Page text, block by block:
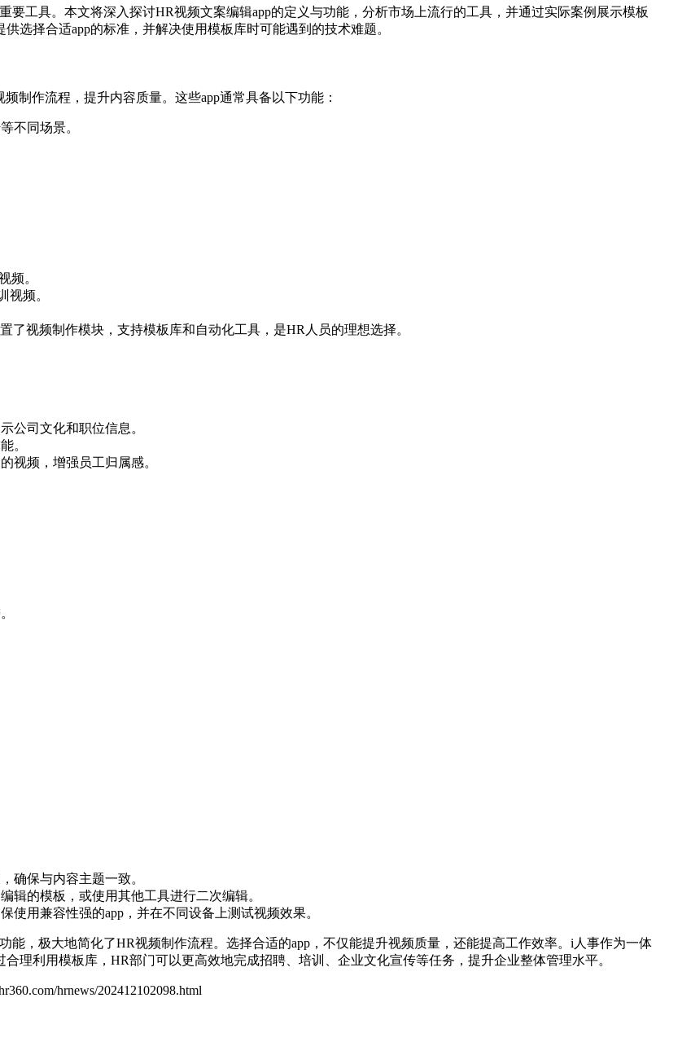
要工具。本文将深入探讨HR视频文案编辑app的定义与功能，分析市场上流行的工具，并通过实际案例展示模板
选择合适app的标准，并解决使用模板库时可能遇到的技术难题。
制作流程，提升内容质量。这些app通常具备以下功能：
不同场景。
频。
视频。
了视频制作模块，支持模板库和自动化工具，是HR人员的理想选择。
公司文化和职位信息。
。
视频，增强员工归属感。
确保与内容主题一致。
辑的模板，或使用其他工具进行二次编辑。
使用兼容性强的app，并在不同设备上测试视频效果。
能，极大地简化了HR视频制作流程。选择合适的app，不仅能提升视频质量，还能提高工作效率。i人事作为一体
理利用模板库，HR部门可以更高效地完成招聘、培训、企业文化宣传等任务，提升企业整体管理水平。
hrnews/202412102098.html